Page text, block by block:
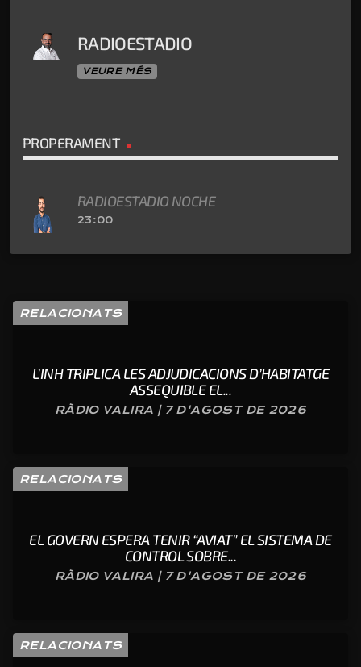
RADIOESTADIO
VEURE MÉS
PROPERAMENT
RADIOESTADIO NOCHE
23:00
RELACIONATS
L’INH TRIPLICA LES ADJUDICACIONS D’HABITATGE
ASSEQUIBLE EL...
RÀDIO VALIRA | 7 D'AGOST DE 2026
RELACIONATS
EL GOVERN ESPERA TENIR “AVIAT” EL SISTEMA DE
CONTROL SOBRE...
RÀDIO VALIRA | 7 D'AGOST DE 2026
RELACIONATS